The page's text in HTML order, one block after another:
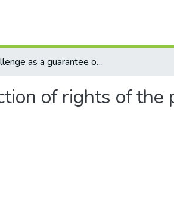
Сhallenge as a guarantee of the protection of rights of the participants of commercial courts proceedings
of rights of the